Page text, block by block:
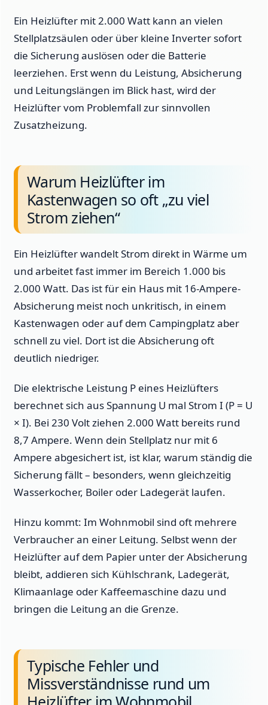
Ein Heizlüfter mit 2.000 Watt kann an vielen
Stellplatzsäulen oder über kleine Inverter sofort
die Sicherung auslösen oder die Batterie
leerziehen. Erst wenn du Leistung, Absicherung
und Leitungslängen im Blick hast, wird der
Heizlüfter vom Problemfall zur sinnvollen
Zusatzheizung.
Warum Heizlüfter im
Kastenwagen so oft „zu viel
Strom ziehen“
Ein Heizlüfter wandelt Strom direkt in Wärme um
und arbeitet fast immer im Bereich 1.000 bis
2.000 Watt. Das ist für ein Haus mit 16-Ampere-
Absicherung meist noch unkritisch, in einem
Kastenwagen oder auf dem Campingplatz aber
schnell zu viel. Dort ist die Absicherung oft
deutlich niedriger.
Die elektrische Leistung P eines Heizlüfters
berechnet sich aus Spannung U mal Strom I (P = U
× I). Bei 230 Volt ziehen 2.000 Watt bereits rund
8,7 Ampere. Wenn dein Stellplatz nur mit 6
Ampere abgesichert ist, ist klar, warum ständig die
Sicherung fällt – besonders, wenn gleichzeitig
Wasserkocher, Boiler oder Ladegerät laufen.
Hinzu kommt: Im Wohnmobil sind oft mehrere
Verbraucher an einer Leitung. Selbst wenn der
Heizlüfter auf dem Papier unter der Absicherung
bleibt, addieren sich Kühlschrank, Ladegerät,
Klimaanlage oder Kaffeemaschine dazu und
bringen die Leitung an die Grenze.
Typische Fehler und
Missverständnisse rund um